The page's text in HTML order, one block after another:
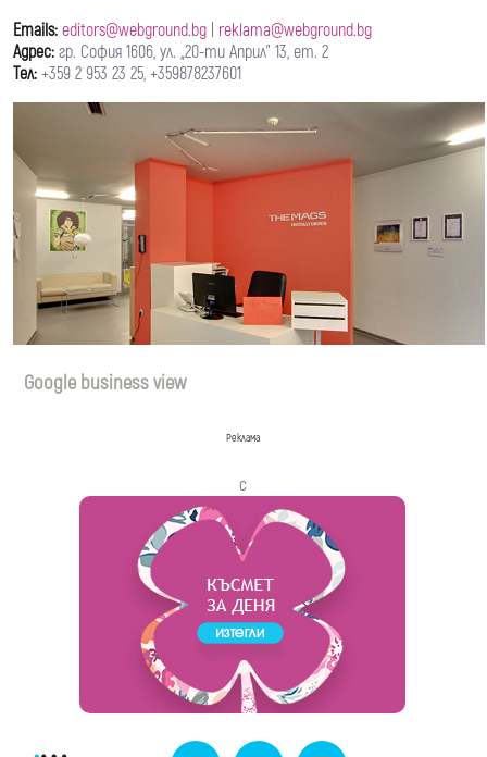
Emails: editors@webground.bg reklama@webground.bg
Адрес: гр. София 1606, ул. „20-ти Април” 13, ет. 2
Тел: +359 2 953 23 25, +359878237601
Google business view
Реклама
с